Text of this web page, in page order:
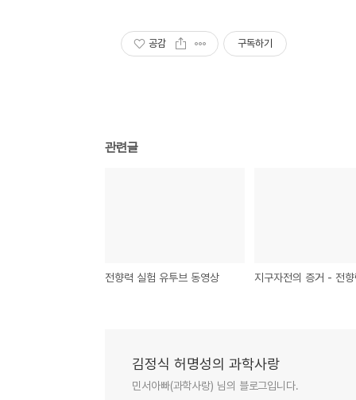
공감 구독하기
관련글
전향력 실험 유투브 동영상
김정식 허명성의 과학사랑
민서아빠(과학사랑) 님의 블로그입니다.